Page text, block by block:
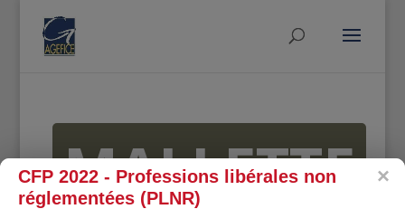
MALLETTE
CFP 2022 - Professions libérales non
réglementées (PLNR)